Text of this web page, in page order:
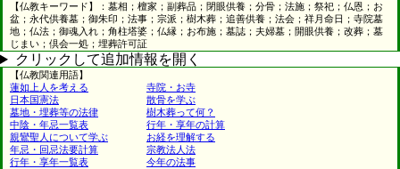
【仏教キーワード】：墓相；檀家；副葬品；閉眼供養；分骨；法施；祭祀；仏恩；お
盆；永代供養墓；御朱印；法事；宗派；樹木葬；追善供養；法会；祥月命日；寺院墓
地；仏法；御魂入れ；角柱塔婆；仏縁；お布施；墓誌；夫婦墓；開眼供養；改葬；墓
じまい；倶会一処；埋葬許可証
クリックして追加情報を開く
【仏教関連用語】
蓮如上人を考える
寺院・お寺
日本国憲法
散骨を学ぶ
墓地・埋葬等の法律
樹木葬って何？
中陰・年忌一覧表
行年・享年の計算
親鸞聖人について学ぶ
お経を理解する
年忌・回忌法要計算
宗教法人法
行年・享年一覧表
今年の法事